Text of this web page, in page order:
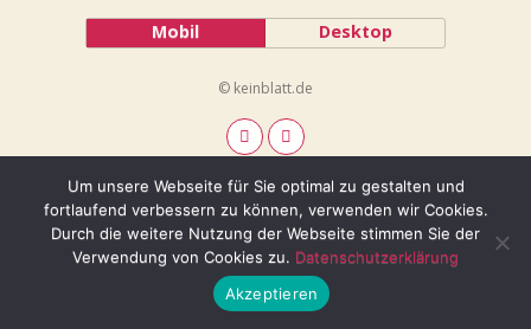
Mobil Desktop
© keinblatt.de
Um unsere Webseite für Sie optimal zu gestalten und
fortlaufend verbessern zu können, verwenden wir Cookies.
Durch die weitere Nutzung der Webseite stimmen Sie der
Verwendung von Cookies zu. Datenschutzerklärung
Akzeptieren